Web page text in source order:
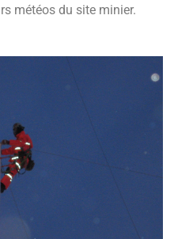
météos du site minier.